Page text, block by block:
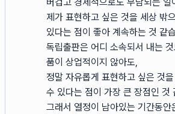
버겁고 경제적으로도 부담되는 일
제가 표현하고 싶은 것을 세상 밖
있다는 점이 좋아 계속하는 것 같
독립출판은 어디 소속되서 내는
품이 상업적이지 않아도,
정말 자유롭게 표현하고 싶은 것
수 있다는 점이 가장 큰 장점인 것
그래서 열정이 남아있는 기간동안